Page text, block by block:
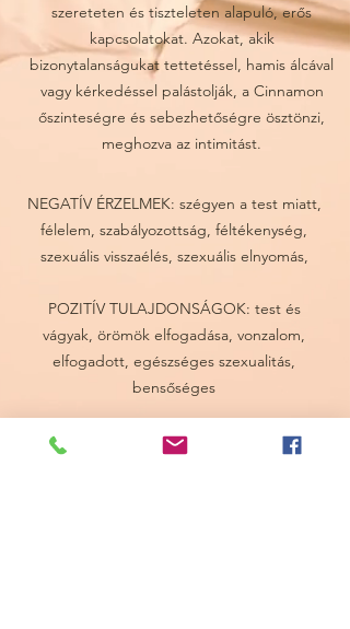
szereteten és tiszteleten alapuló, erős
kapcsolatokat. Azokat, akik
bizonytalanságukat tettetéssel, hamis álcával
vagy kérkedéssel palástolják, a Cinnamon
őszinteségre és sebezhetőségre ösztönzi,
meghozva az intimitást.
NEGATÍV ÉRZELMEK: szégyen a test miatt,
félelem, szabályozottság, féltékenység,
szexuális visszaélés, szexuális elnyomás,
POZITÍV TULAJDONSÁGOK: test és
vágyak, örömök elfogadása, vonzalom,
elfogadott, egészséges szexualitás,
bensőséges
FIZIKAI HATÁSOK: cukorbetegség és